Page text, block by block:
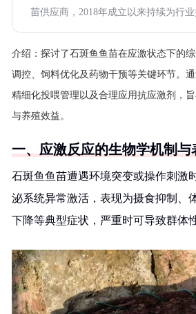
苗供应商，2018年成立以来持续为行业
介绍： 探讨了石斑鱼鱼苗在应激状态下的
调控、饲料优化及药物干预等关键环节。通
精细化投喂管理以及合理应用抗应激剂，
与养殖效益。
一、应激反应的生物学机制与
石斑鱼鱼苗遭遇环境突变或操作刺激
泌系统异常激活，表现为摄食抑制、
下降等典型症状，严重时可导致群体